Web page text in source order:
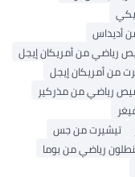
أديداس
رياضي من أمريكان إيجل
من أمريكان إيجل
رياضي من مذركير
تيشيرت من جس
رياضي من بوما